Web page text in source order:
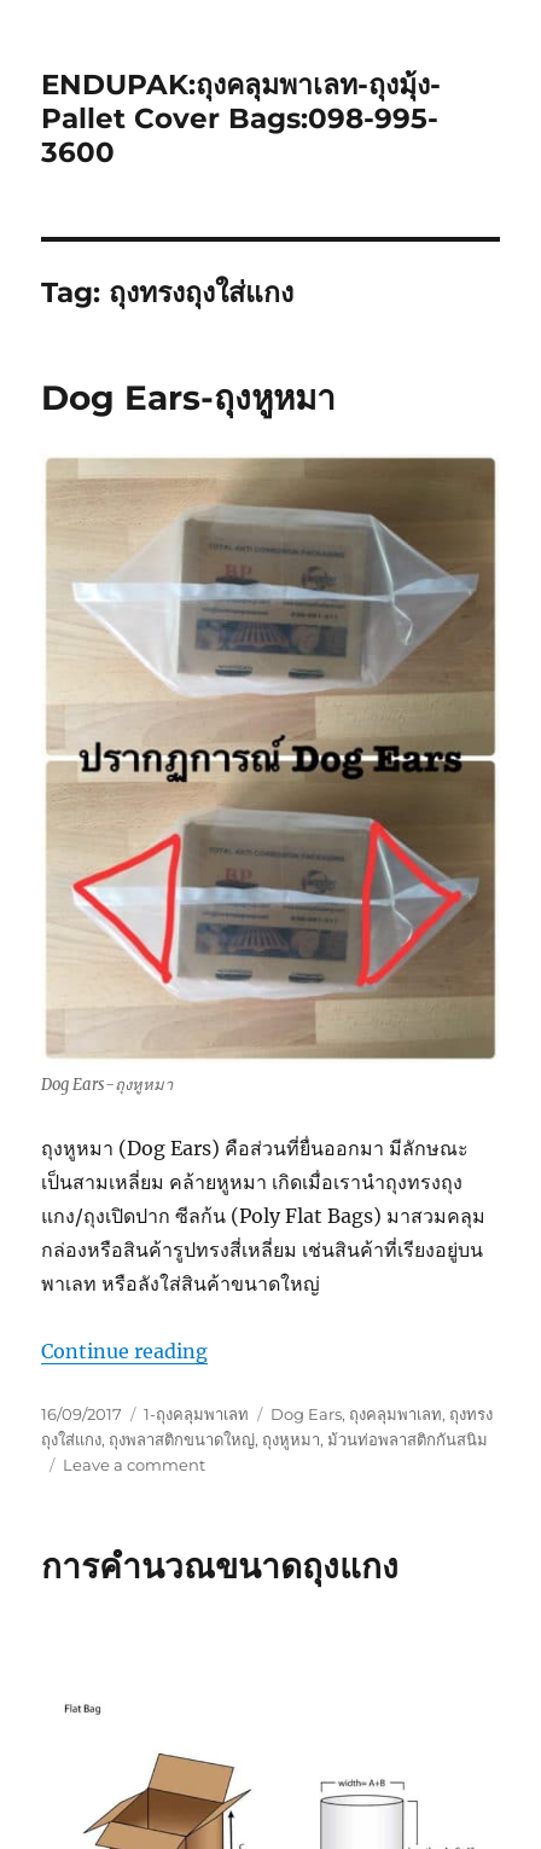
ENDUPAK:ถุงคลุมพาเลท-ถุงมุ้ง-
Pallet Cover Bags:098-995-
3600
Tag: ถุงทรงถุงใส่แกง
Dog Ears-ถุงหูหมา
Dog Ears-ถุงหูหมา
ถุงหูหมา (Dog Ears) คือส่วนที่ยื่นออกมา มีลักษณะ
เป็นสามเหลี่ยม คล้ายหูหมา เกิดเมื่อเรานำถุงทรงถุง
แกง/ถุงเปิดปาก ซีลก้น (Poly Flat Bags) มาสวมคลุม
กล่องหรือสินค้ารูปทรงสี่เหลี่ยม เช่นสินค้าที่เรียงอยู่บน
พาเลท หรือลังใส่สินค้าขนาดใหญ่
Continue reading“Dog Ears-ถุงหูหมา”
Posted
on
16/09/2017 Categories
1-ถุงคลุมพาเลท Tags
Dog Ears, ถุงคลุมพาเลท, ถุงทรง
ถุงใส่แกง, ถุงพลาสติกขนาดใหญ่, ถุงหูหมา,ม้วนท่อพลาสติกกันสนิม
Leave a commenton
การคำนวณขนาดถุงแกง